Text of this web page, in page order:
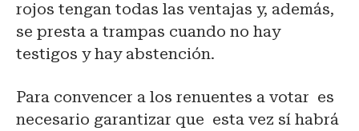
rojos tengan todas las ventajas y, además,
se presta a trampas cuando no hay
testigos y hay abstención.
Para convencer a los renuentes a votar es
necesario garantizar que esta vez sí habrá